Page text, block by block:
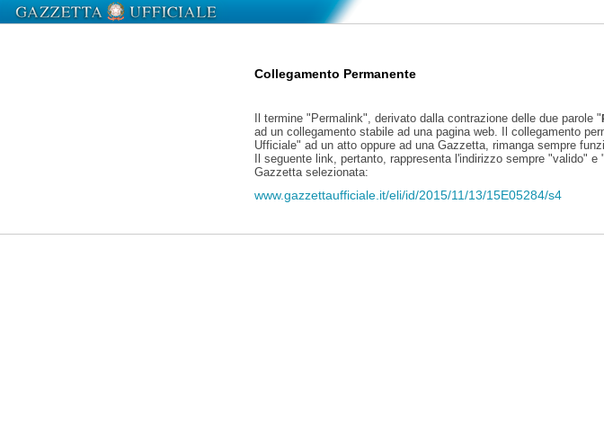
Collegamento Permanente
Il termine "Permalink", derivato dalla contrazione delle due parole "
ad un collegamento stabile ad una pagina web. Il collegamento
Ufficiale" ad un atto oppure ad una Gazzetta, rimanga sempre
Il seguente link, pertanto, rappresenta l'indirizzo sempre "valido"
Gazzetta selezionata:
www.gazzettaufficiale.it/eli/id/2015/11/13/15E05284/s4